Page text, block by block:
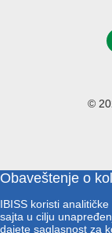
©
Obaveštenje o
IBISS koristi
sajta u cilju
dajete saglasnost za